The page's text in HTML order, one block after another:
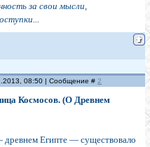
за свои мысли,
08:50 | Сообщение # 2
Космосов. (О Древнем
Египте — существовало